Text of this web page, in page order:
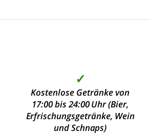
✓
Kostenlose Getränke von
17:00 bis 24:00 Uhr (Bier,
Erfrischungsgetränke, Wein
und Schnaps)